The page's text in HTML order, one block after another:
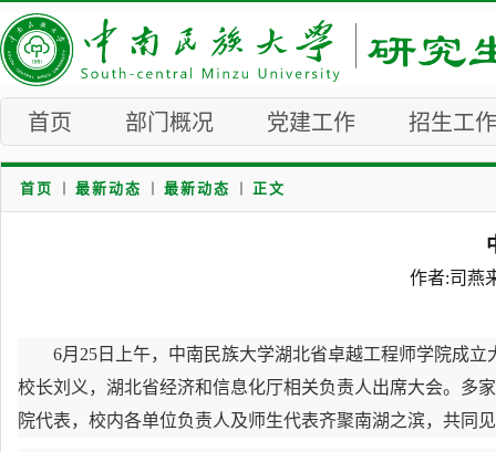
首页 部门概况 党建工作 招生工作
首页 最新动态 最新动态 正文
作者:司燕
6月25日上午，中南民族大学湖北省卓越工程师学院成
校长刘义，湖北省经济和信息化厅相关负责人出席大会。多
院代表，校内各单位负责人及师生代表齐聚南湖之滨，共同